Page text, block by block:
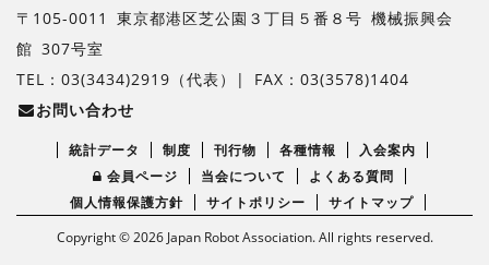
〒105-0011 東京都港区芝公園３丁目５番８号 機械振興会
館 307号室
TEL：03(3434)2919（代表）| FAX：03(3578)1404
お問い合わせ
統計データ 制度 刊行物 各種情報
入会案内
会員ページ
当会について
よくある質問
個人情報保護方針
サイトポリシー
サイトマップ
Copyright ©2026 Japan Robot Association. All rights reserved.